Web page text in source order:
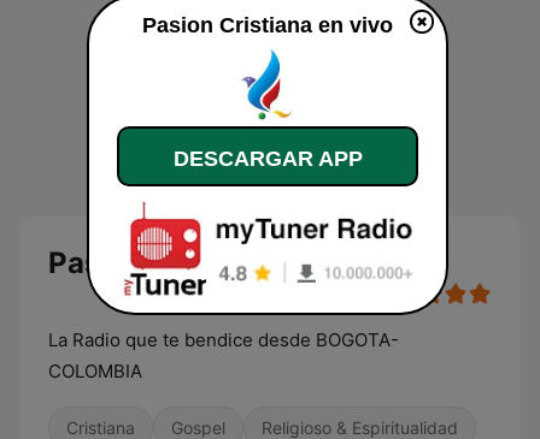
Pasion Cristiana
La Radio que te bendice desde BOGOTA-
COLOMBIA
Cristiana Gospel Religioso & Espiritualidad
Pasion Cristiana en vivo
DESCARGAR APP